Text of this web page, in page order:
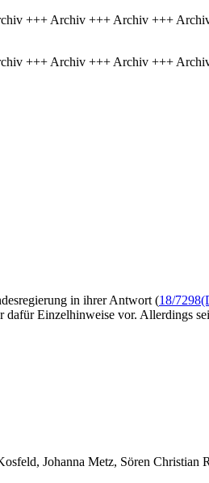
+++ Archiv +++ Archiv +++
+++ Archiv +++ Archiv +++
in ihrer Antwort (18/7298
dafür Einzelhinweise vor. Allerdings
Johanna Metz, Sören Christian